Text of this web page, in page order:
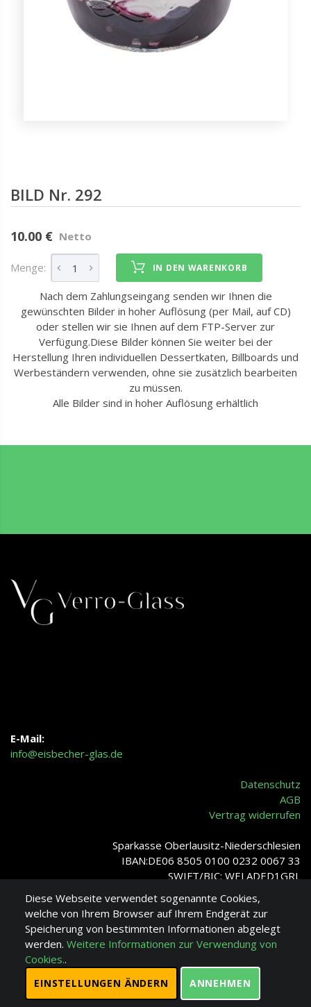
BILD Nr. 292
10.00 € Netto
Menge: IN DEN WARENKORB
Nach dem Zahlungseingang senden wir Ihnen die
gewünschten Bilder in hoher Auflösung (per Mail, auf CD)
oder stellen wir sie Ihnen auf dem FTP-Server zur
Verfügung.Diese Bilder können Sie weiter bei der
Herstellung Ihren individuellen Dessertkaten, Billboards und
Werbeständern verwenden, ohne sie zusätzlich bearbeiten
zu müssen.
Alle Bilder sind in hoher Auflösung erhältlich
E-Mail:
info@eisbecher-glas.de
Datenschutz
AGB
Vertrag widerrufen
Sparkasse Oberlausitz-Niederschlesien
IBAN:DE06 8505 0100 0232 0067 33
SWIFT/BIC: WELADED1GRL
Verro-Glass ©
Verro-Glass © 2026
Diese Webseite verwendet sogenannte Cookies,
welche von Ihrem Browser auf Ihrem Endgerät zur
Speicherung von bestimmten Informationen abgelegt
werden. Weitere Informationen zur Verwendung von
Cookies..
EINSTELLUNGEN ÄNDERN ANNEHMEN